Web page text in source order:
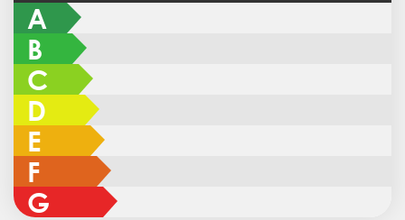
A
B
C
D
E
F
G